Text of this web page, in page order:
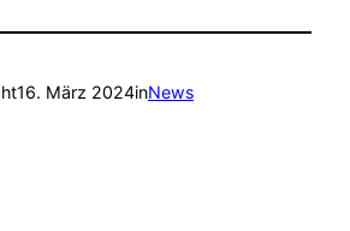
16. März 2024inNews